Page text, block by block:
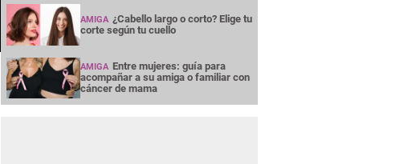
AMIGA ¿Cabello largo o corto? Elige tu
corte según tu cuello
AMIGA Entre mujeres: guía para
acompañar a su amiga o familiar con
cáncer de mama